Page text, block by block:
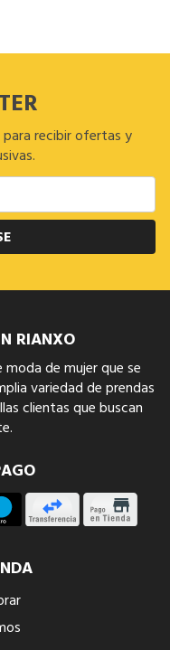
recibir ofertas y
RIANXO
de mujer que se
variedad de prendas
clientas que buscan